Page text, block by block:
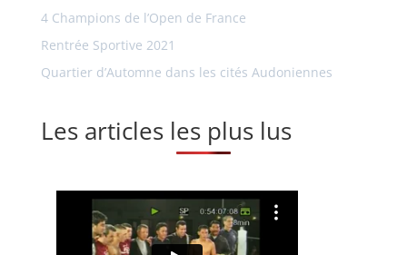
4 Champions de l’Open de France
Rentrée Sportive 2021
Quartier d’Automne dans les cités Audoniennes
Les articles les plus lus